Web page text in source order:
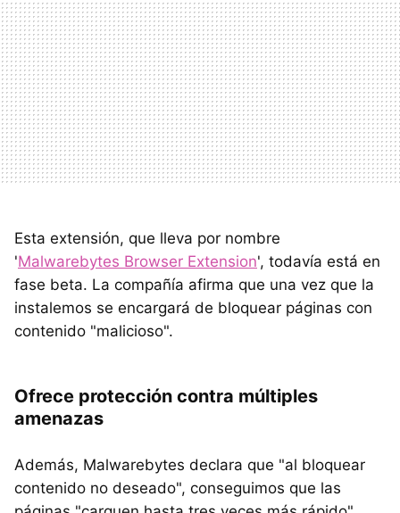
Esta extensión, que lleva por nombre
'Malwarebytes Browser Extension', todavía está en
fase beta. La compañía afirma que una vez que la
instalemos se encargará de bloquear páginas con
contenido "malicioso".
Ofrece protección contra múltiples
amenazas
Además, Malwarebytes declara que "al bloquear
contenido no deseado", conseguimos que las